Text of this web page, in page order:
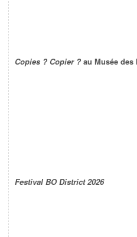
Copies ? Copier ? au Musée des
Festival BO District 2026